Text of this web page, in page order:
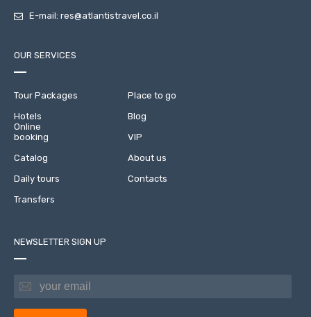
E-mail: res@atlantistravel.co.il
OUR SERVICES
Tour Packages
Hotels
Online
booking
Catalog
Daily tours
Transfers
Place to go
Blog
VIP
About us
Contacts
NEWSLETTER SIGN UP